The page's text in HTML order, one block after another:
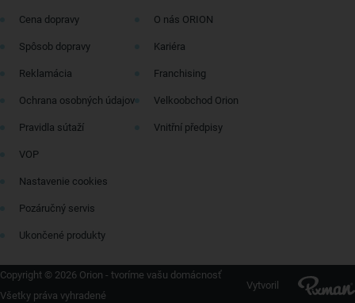
Cena dopravy
Spôsob dopravy
Reklamácia
Ochrana osobných údajov
Pravidla sútaží
VOP
Nastavenie cookies
Pozáručný servis
Ukončené produkty
O nás ORION
Kariéra
Franchising
Velkoobchod Orion
Vnitřní předpisy
Copyright © 2026 Orion - tvoríme vašu domácnosť
Všetky práva vyhradené
Vytvoril